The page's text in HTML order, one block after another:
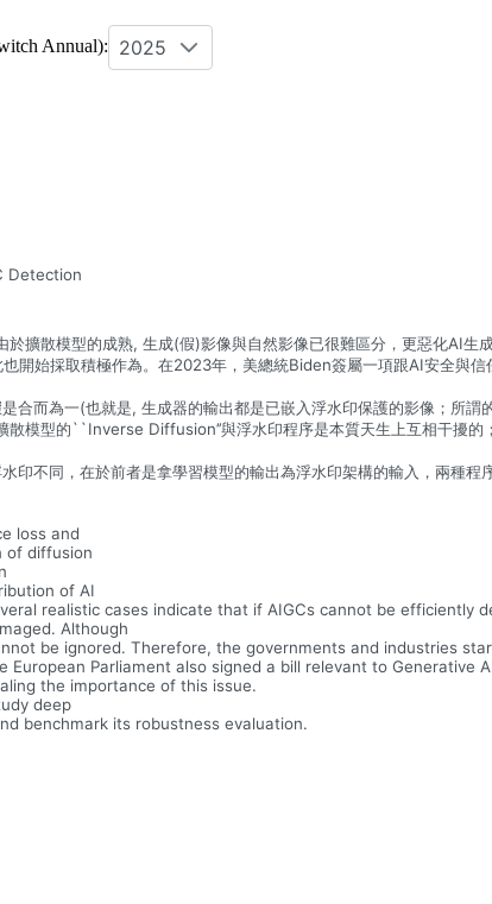
Annual): 2025
Detection
於擴散模型的成熟, 生成(假)影像與自然影像已很難區分，更惡化
開始採取積極作為。在2023年，美總統Biden簽屬一項跟AI安全與
而為一(也就是, 生成器的輸出都是已嵌入浮水印保護的影像；所
模型的``Inverse Diffusion’’與浮水印程序是本質天生上互相干擾
不同，在於前者是拿學習模型的輸出為浮水印架構的輸入，兩種
loss and
of diffusion
of AI
realistic cases indicate that if AIGCs cannot be efficiently
Although
be ignored. Therefore, the governments and industries
Parliament also signed a bill relevant to Generative
the importance of this issue.
deep
benchmark its robustness evaluation.